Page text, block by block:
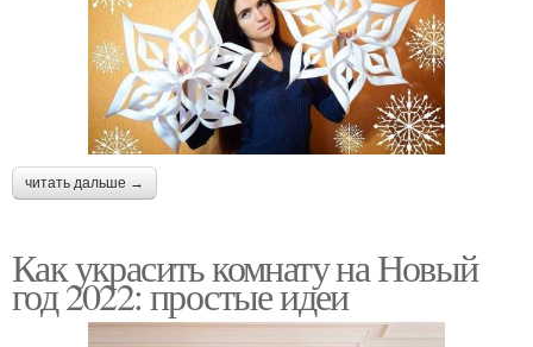
читать дальше →
Как украсить комнату на Новый
год 2022: простые идеи